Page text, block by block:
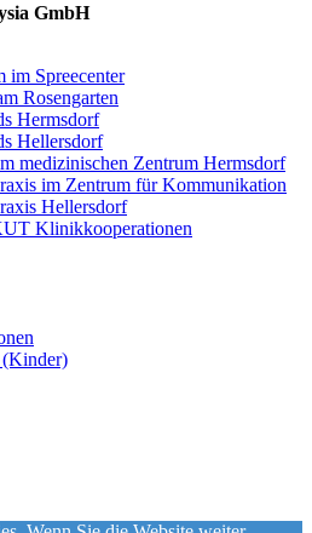
GmbH
im Spreecenter
Rosengarten
Hermsdorf
Hellersdorf
medizinischen Zentrum Hermsdorf
im Zentrum für Kommunikation
Hellersdorf
Klinikkooperationen
(Kinder)